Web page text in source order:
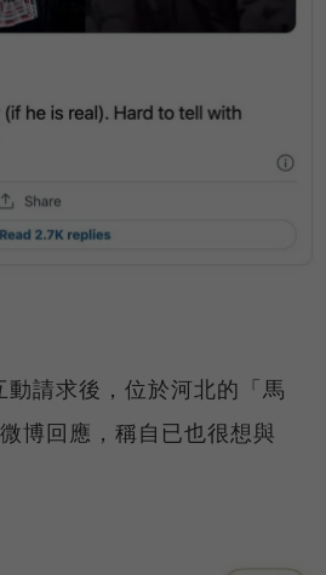
請求後，位於河北的「馬
博回應，稱自已也很想與